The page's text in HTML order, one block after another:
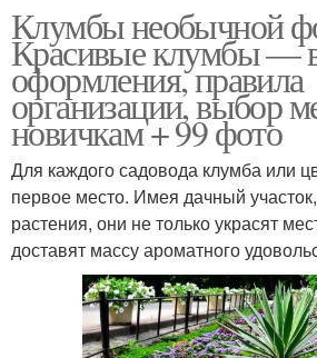
Клумбы необычной
Красивые клумбы —
оформления, правила
организации, выбор
новичкам + 99 фото
Для каждого садовода клумба или
первое место. Имея дачный
растения, они не только украсят
доставят массу ароматного